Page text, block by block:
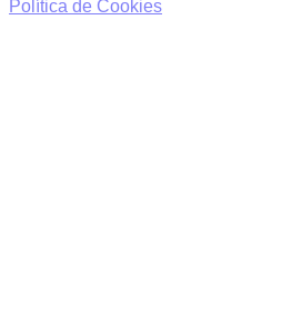
Política de Cookies